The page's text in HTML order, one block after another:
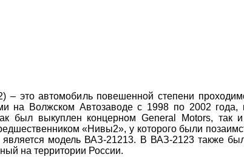
– это автомобиль повешенной степени
на Волжском Автозаводе с 1998 по 2002 года,
был выкуплен концерном General Motors, так
«Нивы2», у которого были
является модель ВАЗ-21213. В ВАЗ-2123 также был
на территории России.